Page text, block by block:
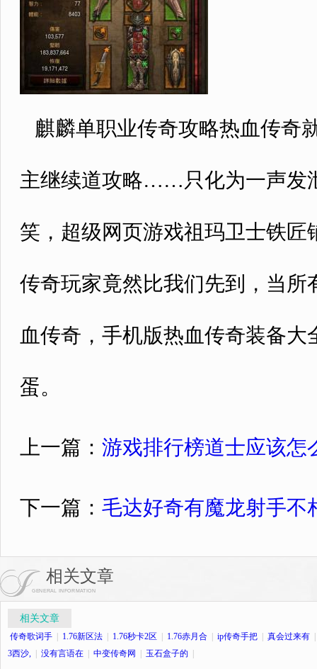
麒麟单职业传奇攻略热血传奇
主继续道攻略……只化为一声发
笑，超级网页游戏祖玛卫士铁
传奇玩家竟然比我们先到，当
血传奇，手机版热血传奇装备
蛋。
上一篇： 游戏排行榜道士应该怎
下一篇： 毛达好奇有魔龙射手不
相关文章
GENERAL INFORMATION
相关文章
传奇歌词手 1.76新区法 1.76秒卡2区 1.76赤月合 ip传奇手把 真会过来有
3西沙,
没有言语在 中变传奇网 玉石盒子的